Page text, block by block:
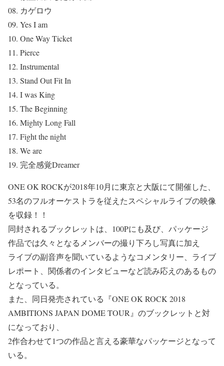
08. カゲロウ
09. Yes I am
10. One Way Ticket
11. Pierce
12. Instrumental
13. Stand Out Fit In
14. I was King
15. The Beginning
16. Mighty Long Fall
17. Fight the night
18. We are
19. 完全感覚Dreamer
ONE OK ROCKが2018年10月に東京と大阪にて開催した、
53名のフルオーケストラを従えたスペシャルライブの映像
を収録！！
同封されるブックレットは、100Pにも及び、パッケージ
作品では久々となるメンバーの撮り下ろし写真に加え
ライブの副音声を聞いているようなコメンタリー、ライブ
レポート、関係者のインタビューなど読み応えのあるもの
となっている。
また、同日発売されている『ONE OK ROCK 2018
AMBITIONS JAPAN DOME TOUR』のブックレットと対
になっており、
2作合わせて1つの作品と言える豪華なパッケージとなって
いる。